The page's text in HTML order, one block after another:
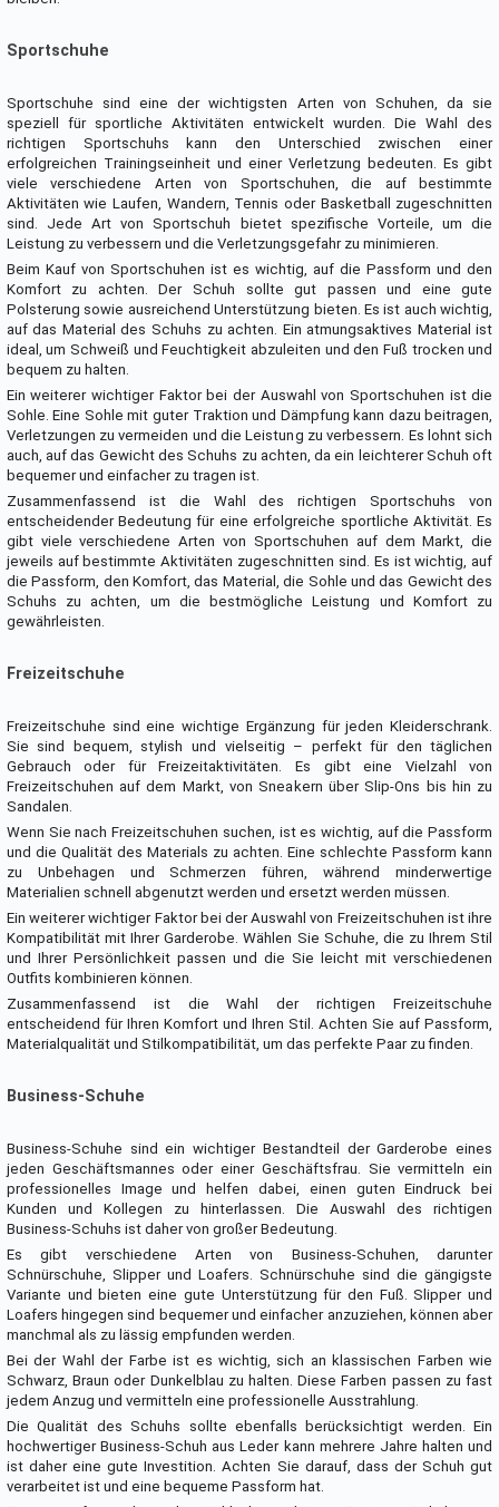
Sportschuhe
Sportschuhe sind eine der wichtigsten Arten von Schuhen, da sie
speziell für sportliche Aktivitäten entwickelt wurden. Die Wahl des
richtigen Sportschuhs kann den Unterschied zwischen einer
erfolgreichen Trainingseinheit und einer Verletzung bedeuten. Es gibt
viele verschiedene Arten von Sportschuhen, die auf bestimmte
Aktivitäten wie Laufen, Wandern, Tennis oder Basketball zugeschnitten
sind. Jede Art von Sportschuh bietet spezifische Vorteile, um die
Leistung zu verbessern und die Verletzungsgefahr zu minimieren.
Beim Kauf von Sportschuhen ist es wichtig, auf die Passform und den
Komfort zu achten. Der Schuh sollte gut passen und eine gute
Polsterung sowie ausreichend Unterstützung bieten. Es ist auch wichtig,
auf das Material des Schuhs zu achten. Ein atmungsaktives Material ist
ideal, um Schweiß und Feuchtigkeit abzuleiten und den Fuß trocken und
bequem zu halten.
Ein weiterer wichtiger Faktor bei der Auswahl von Sportschuhen ist die
Sohle. Eine Sohle mit guter Traktion und Dämpfung kann dazu beitragen,
Verletzungen zu vermeiden und die Leistung zu verbessern. Es lohnt sich
auch, auf das Gewicht des Schuhs zu achten, da ein leichterer Schuh oft
bequemer und einfacher zu tragen ist.
Zusammenfassend ist die Wahl des richtigen Sportschuhs von
entscheidender Bedeutung für eine erfolgreiche sportliche Aktivität. Es
gibt viele verschiedene Arten von Sportschuhen auf dem Markt, die
jeweils auf bestimmte Aktivitäten zugeschnitten sind. Es ist wichtig, auf
die Passform, den Komfort, das Material, die Sohle und das Gewicht des
Schuhs zu achten, um die bestmögliche Leistung und Komfort zu
gewährleisten.
Freizeitschuhe
Freizeitschuhe sind eine wichtige Ergänzung für jeden Kleiderschrank.
Sie sind bequem, stylish und vielseitig – perfekt für den täglichen
Gebrauch oder für Freizeitaktivitäten. Es gibt eine Vielzahl von
Freizeitschuhen auf dem Markt, von Sneakern über Slip-Ons bis hin zu
Sandalen.
Wenn Sie nach Freizeitschuhen suchen, ist es wichtig, auf die Passform
und die Qualität des Materials zu achten. Eine schlechte Passform kann
zu Unbehagen und Schmerzen führen, während minderwertige
Materialien schnell abgenutzt werden und ersetzt werden müssen.
Ein weiterer wichtiger Faktor bei der Auswahl von Freizeitschuhen ist ihre
Kompatibilität mit Ihrer Garderobe. Wählen Sie Schuhe, die zu Ihrem Stil
und Ihrer Persönlichkeit passen und die Sie leicht mit verschiedenen
Outfits kombinieren können.
Zusammenfassend ist die Wahl der richtigen Freizeitschuhe
entscheidend für Ihren Komfort und Ihren Stil. Achten Sie auf Passform,
Materialqualität und Stilkompatibilität, um das perfekte Paar zu finden.
Business-Schuhe
Business-Schuhe sind ein wichtiger Bestandteil der Garderobe eines
jeden Geschäftsmannes oder einer Geschäftsfrau. Sie vermitteln ein
professionelles Image und helfen dabei, einen guten Eindruck bei
Kunden und Kollegen zu hinterlassen. Die Auswahl des richtigen
Business-Schuhs ist daher von großer Bedeutung.
Es gibt verschiedene Arten von Business-Schuhen, darunter
Schnürschuhe, Slipper und Loafers. Schnürschuhe sind die gängigste
Variante und bieten eine gute Unterstützung für den Fuß. Slipper und
Loafers hingegen sind bequemer und einfacher anzuziehen, können aber
manchmal als zu lässig empfunden werden.
Bei der Wahl der Farbe ist es wichtig, sich an klassischen Farben wie
Schwarz, Braun oder Dunkelblau zu halten. Diese Farben passen zu fast
jedem Anzug und vermitteln eine professionelle Ausstrahlung.
Die Qualität des Schuhs sollte ebenfalls berücksichtigt werden. Ein
hochwertiger Business-Schuh aus Leder kann mehrere Jahre halten und
ist daher eine gute Investition. Achten Sie darauf, dass der Schuh gut
verarbeitet ist und eine bequeme Passform hat.